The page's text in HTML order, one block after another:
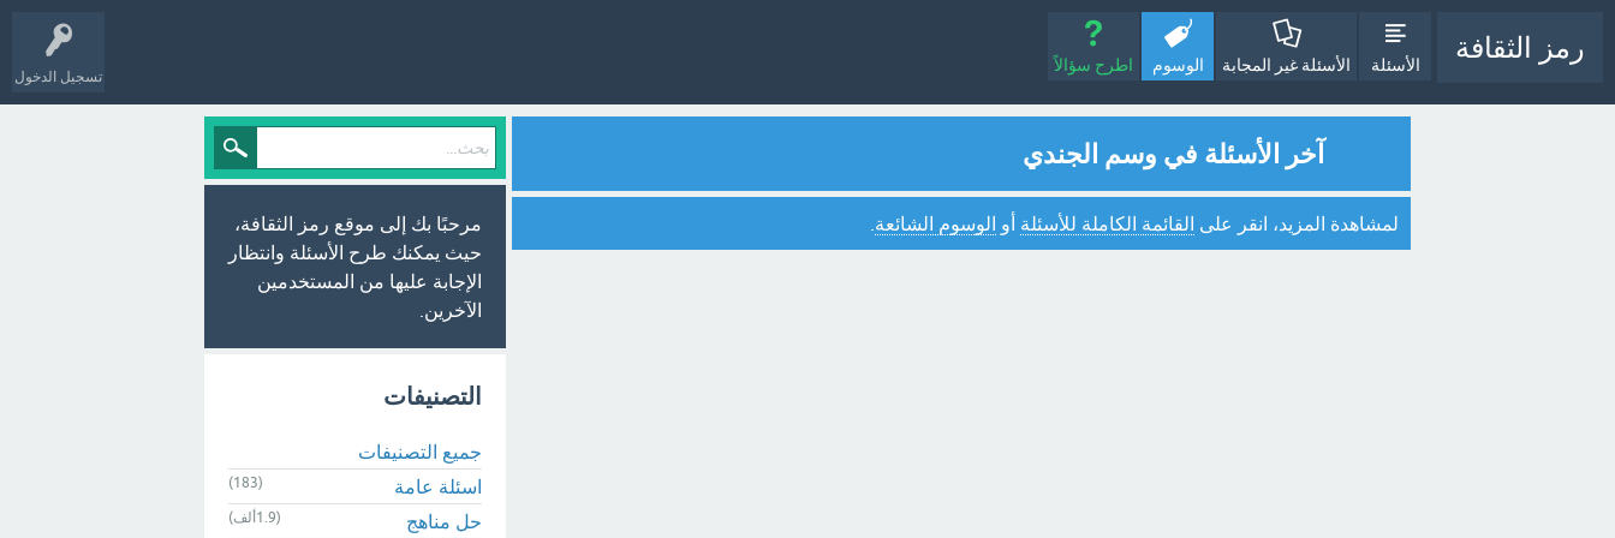
تسجيل الدخول
رمز الثقافة
الأسئلة الأسئلة غير المجابة الوسوم اطرح سؤالاً
آخر الأسئلة في وسم الجندي
لمشاهدة المزيد، انقر على القائمة الكاملة للأسئلة أو الوسوم الشائعة
مرحبًا بك إلى موقع رمز الثقافة،
حيث يمكنك طرح الأسئلة وانتظار
الإجابة عليها من المستخدمين
الآخرين.
التصنيفات
جميع التصنيفات
اسئلة عامة
(183)
حل مناهج (1.9ألف)